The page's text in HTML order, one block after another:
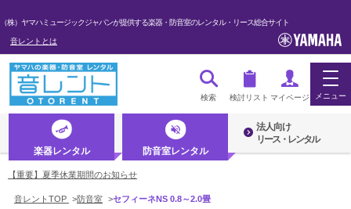
（株）ヤマハミュージックジャパンが提供する楽器・防音室のレンタル・リース総合サイト
音レントとは
検索 検討リスト マイページ メニュー
ログイン・マイページ
初めての方へ・音レントとは
楽器レンタル 防音室レンタル
法人向け
リース・レンタル
【重要】夏季休業期間のお知らせ
音レントTOP >防音室 >セフィーネNS 0.8～2.0畳